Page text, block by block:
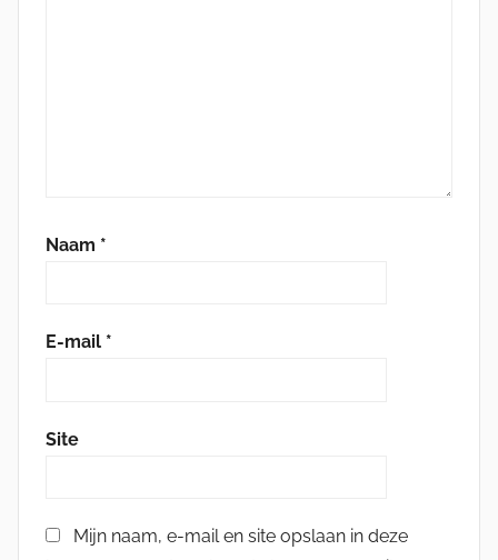
Naam *
E-mail *
Site
Mijn naam, e-mail en site opslaan in deze